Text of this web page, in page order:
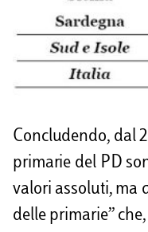
Concludendo, dal
primarie del PD
valori assoluti, ma
delle primarie”